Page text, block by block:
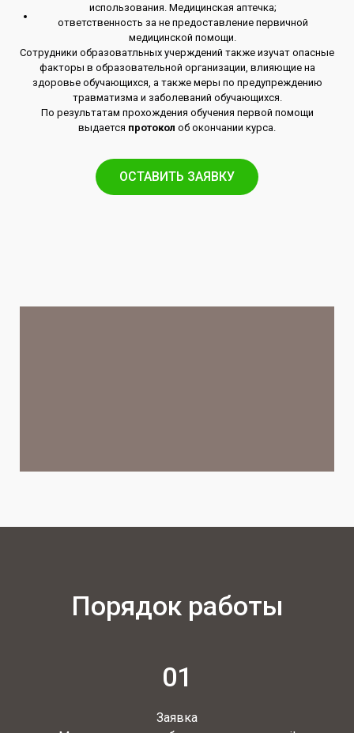
использования. Медицинская аптечка;
ответственность за не предоставление первичной
медицинской помощи.
Сотрудники образоватльных учерждений также изучат опасные
факторы в образовательной организации, влияющие на
здоровье обучающихся, а также меры по предупреждению
травматизма и заболеваний обучающихся.
По результатам прохождения обучения первой помощи
выдается протокол об окончании курса.
ОСТАВИТЬ ЗАЯВКУ​
Порядок работы
01
Заявка